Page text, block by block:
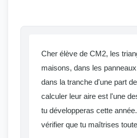
Cher élève de CM2, les
maisons, dans les
dans la tranche d'une part
calculer leur aire est l'une
tu développeras cette
vérifier que tu maîtrises